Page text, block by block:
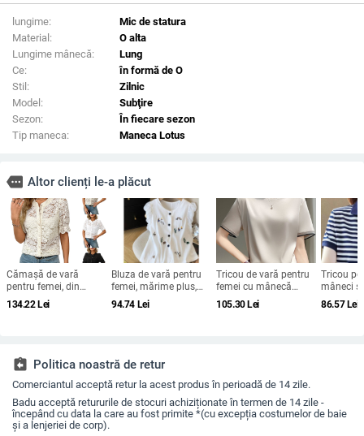
lungime:
Mic de statura
Material:
O alta
Lungime mânecă:
Lung
Ce:
în formă de O
Stil:
Zilnic
Model:
Subţire
Sezon:
În fiecare sezon
Tip maneca:
Maneca Lotus
more Altor clienți le-a plăcut
Cămașă de vară
pentru femei, din
dantelă, mâneci
scurte, nasturi,
poliester
134.22Lei
Bluza de vară pentru
femei, mărime plus,
din in și bumbac, cu
mâneci bufante și
94.74 Lei
Tricou de vară pentru
femei cu mânecă
scurtă, din mătase, cu
guler rotund și
105.30Lei
Tricou
mâneci
2023,
model în
86.57Lei
assignment_return Politica noastră de retur
Comerciantul acceptă retur la acest produs în perioadă de 14 zile.
Badu acceptă retururile de stocuri achiziționate în termen de 14 zile -
începând cu data la care au fost primite *(cu excepția costumelor de baie
și a lenjeriei de corp).